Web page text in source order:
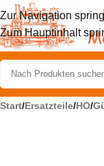
Zur Navigation
Zum Hauptinhalt
Start/Ersatzteile/HO/